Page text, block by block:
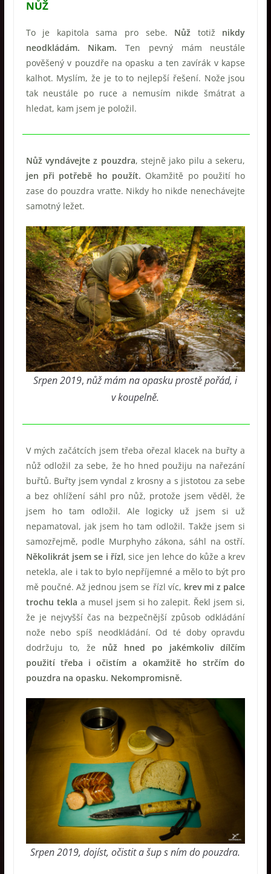
NŮŽ
To je kapitola sama pro sebe. Nůž totiž nikdy
neodkládám. Nikam. Ten pevný mám neustále
pověšený v pouzdře na opasku a ten zavírák v kapse
kalhot. Myslím, že je to to nejlepší řešení. Nože jsou
tak neustále po ruce a nemusím nikde šmátrat a
hledat, kam jsem je položil.
Nůž vyndávejte z pouzdra, stejně jako pilu a sekeru,
jen při potřebě ho použít. Okamžitě po použití ho
zase do pouzdra vraťte. Nikdy ho nikde nenechávejte
samotný ležet.
Srpen 2019,nůž mám na opasku prostě pořád, i
v koupelně.
V mých začátcích jsem třeba ořezal klacek na buřty a
nůž odložil za sebe, že ho hned použiju na nařezání
buřtů. Buřty jsem vyndal z krosny a s jistotou za sebe
a bez ohlížení sáhl pro nůž, protože jsem věděl, že
jsem ho tam odložil. Ale logicky už jsem si už
nepamatoval, jak jsem ho tam odložil. Takže jsem si
samozřejmě, podle Murphyho zákona, sáhl na ostří.
Několikrát jsem se i řízl, sice jen lehce do kůže a krev
netekla, ale i tak to bylo nepříjemné a mělo to být pro
mě poučné. Až jednou jsem se řízl víc, krev mi z palce
trochu tekla a musel jsem si ho zalepit. Řekl jsem si,
že je nejvyšší čas na bezpečnější způsob odkládání
nože nebo spíš neodkládání. Od té doby opravdu
dodržuju to, že nůž hned po jakémkoliv dílčím
použití třeba i očistím a okamžitě ho strčím do
pouzdra na opasku. Nekompromisně.
Srpen 2019, dojíst, očistit a šup s ním do pouzdra.